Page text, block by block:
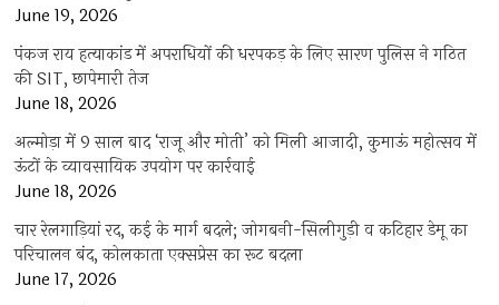
June 19, 2026
पंकज राय हत्याकांड में अपराधियों की धरपकड़ के लिए सारण पुलिस ने गठित
की SIT, छापेमारी तेज
June 18, 2026
अल्मोड़ा में 9 साल बाद ‘राजू और मोती’ को मिली आजादी, कुमाऊं महोत्सव में
ऊंटों के व्यावसायिक उपयोग पर कार्रवाई
June 18, 2026
चार रेलगाड़ियां रद, कई के मार्ग बदले; जोगबनी-सिलीगुड़ी व कटिहार डेमू का
परिचालन बंद, कोलकाता एक्सप्रेस का रूट बदला
June 17, 2026